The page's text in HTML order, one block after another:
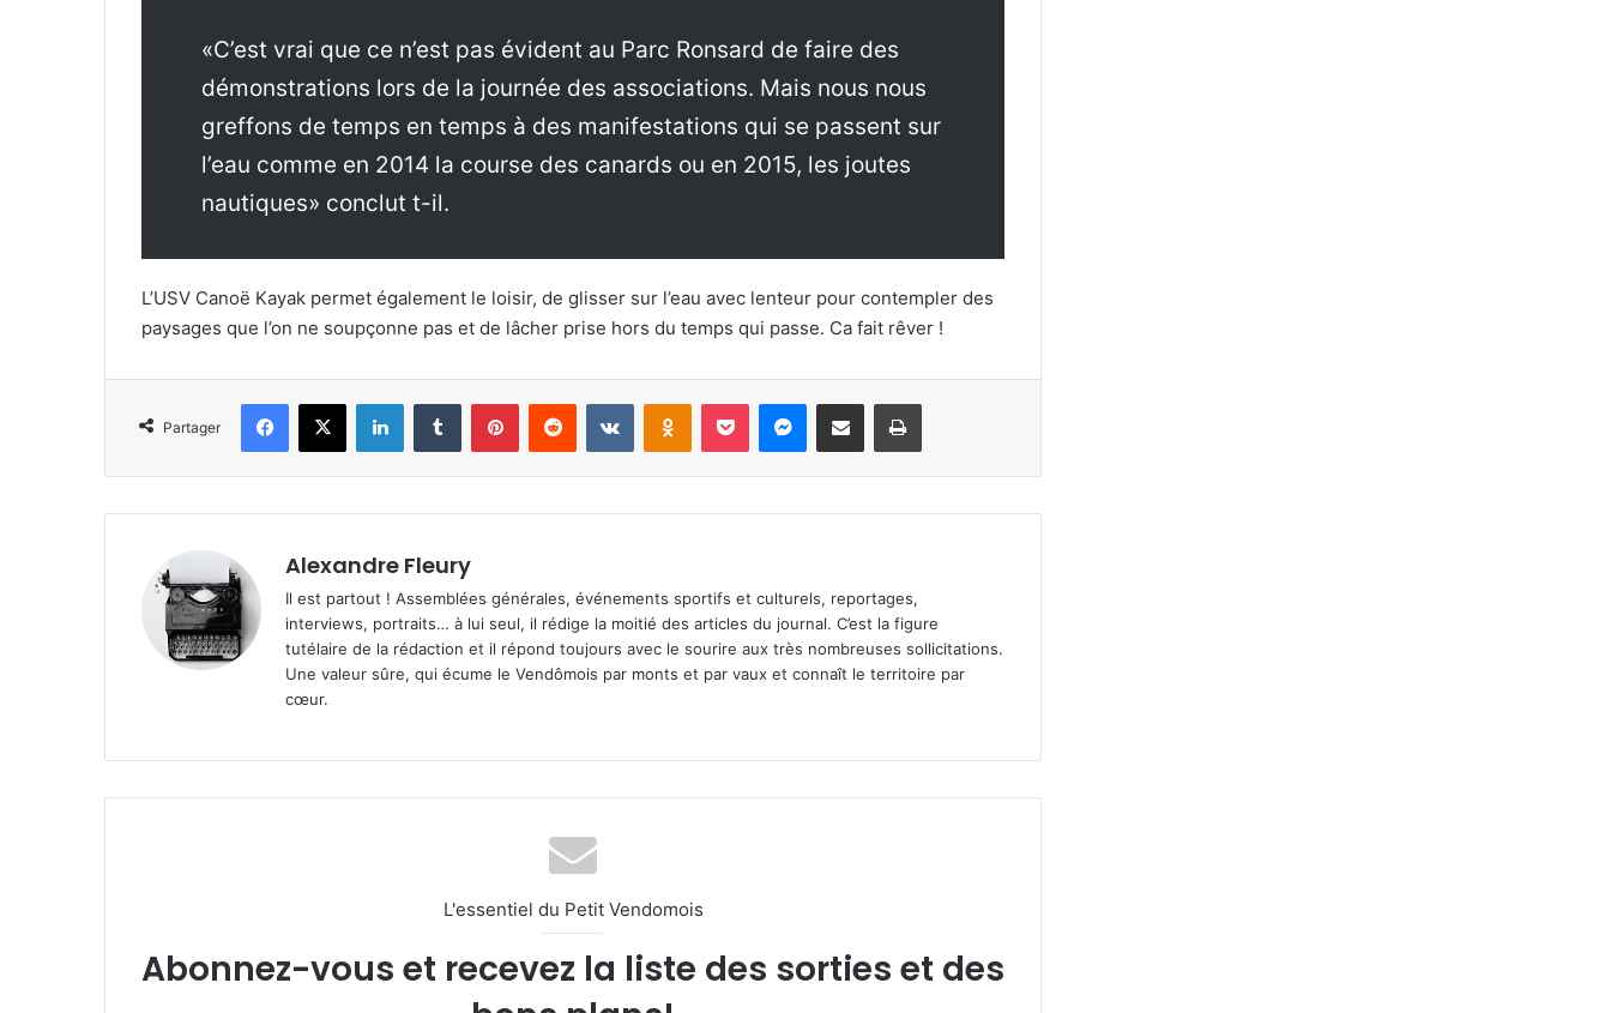
«C’est vrai que ce n’est pas évident au Parc Ronsard de faire des
démonstrations lors de la journée des associations. Mais nous nous
greffons de temps en temps à des manifestations qui se passent sur
l’eau comme en 2014 la course des canards ou en 2015, les joutes
nautiques» conclut t-il.
L’USV Canoë Kayak permet également le loisir, de glisser sur l’eau avec lenteur pour contempler des
paysages que l’on ne soupçonne pas et de lâcher prise hors du temps qui passe. Ca fait rêver !
Partager
Alexandre Fleury
Il est partout ! Assemblées générales, événements sportifs et culturels, reportages,
interviews, portraits… à lui seul, il rédige la moitié des articles du journal. C’est la figure
tutélaire de la rédaction et il répond toujours avec le sourire aux très nombreuses sollicitations.
Une valeur sûre, qui écume le Vendômois par monts et par vaux et connaît le territoire par
cœur.
L'essentiel du Petit Vendomois
Abonnez-vous et recevez la liste des sorties et des